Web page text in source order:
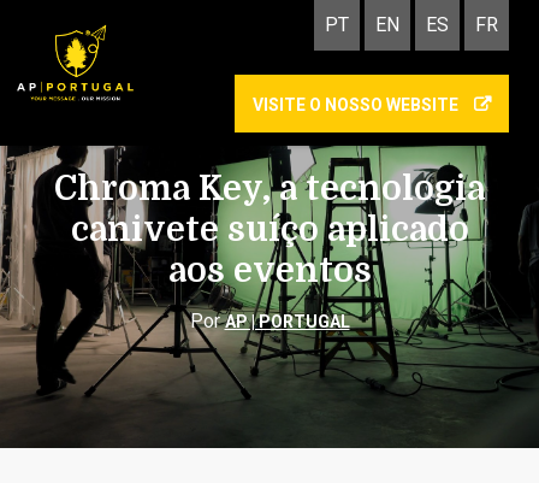
PT EN ES FR
VISITE O NOSSO WEBSITE
Chroma Key, a tecnologia
canivete suíço aplicado
aos eventos
PorAP | PORTUGAL